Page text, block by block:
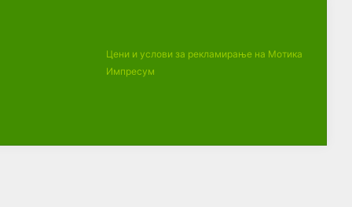
Цени и услови за рекламирање на Мотика
Импресум